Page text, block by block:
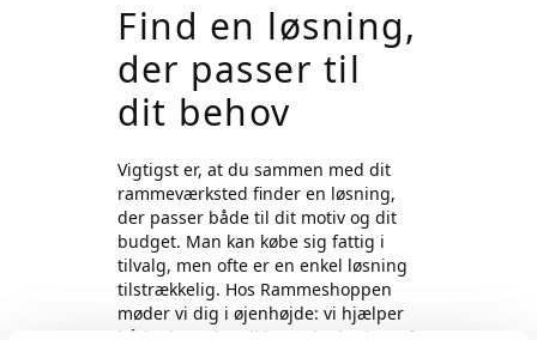
Find en løsning,
der passer til
dit behov
Vigtigst er, at du sammen med dit
rammeværksted finder en løsning,
der passer både til dit motiv og dit
budget. Man kan købe sig fattig i
tilvalg, men ofte er en enkel løsning
tilstrækkelig. Hos Rammeshoppen
møder vi dig i øjenhøjde: vi hjælper